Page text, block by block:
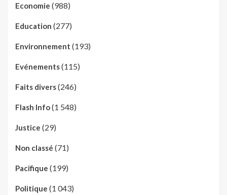
Economie (988)
Education (277)
Environnement (193)
Evénements(115)
Faits divers(246)
Flash Info(1 548)
Justice (29)
Non classé (71)
Pacifique (199)
Politique (1 043)